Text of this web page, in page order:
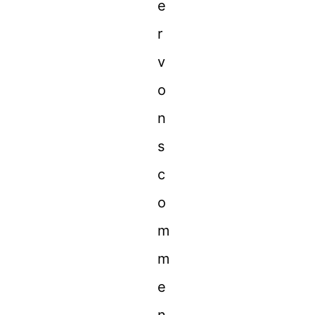
e
r
v
o
n
s
c
o
m
m
e